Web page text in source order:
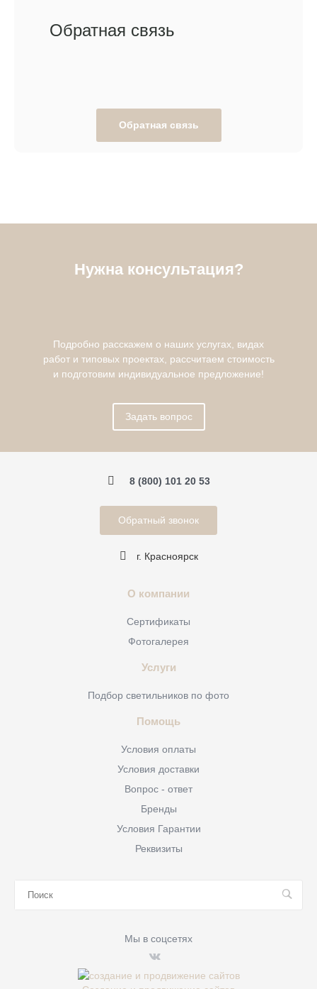
Обратная связь
Обратная связь
Нужна консультация?
Подробно расскажем о наших услугах, видах
работ и типовых проектах, рассчитаем стоимость
и подготовим индивидуальное предложение!
Задать вопрос
8 (800) 101 20 53
Обратный звонок
г. Красноярск
О компании
Сертификаты
Фотогалерея
Услуги
Подбор светильников по фото
Помощь
Условия оплаты
Условия доставки
Вопрос - ответ
Бренды
Условия Гарантии
Реквизиты
Мы в соцсетях